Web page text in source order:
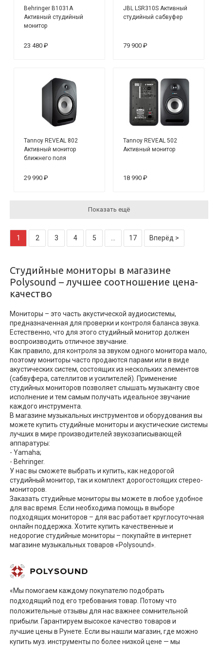
Behringer B1031A
Активный студийный
монитор
23 480 ₽
JBL LSR310S Активный
студийный сабвуфер
79 900 ₽
Tannoy REVEAL 802
Активный монитор
ближнего поля
29 990 ₽
Tannoy REVEAL 502
Активный монитор
18 990 ₽
Показать ещё
1 2 3 4 5 17 Вперёд >
Студийные мониторы в магазине
Polysound – лучшее соотношение цена-
качество
Мониторы – это часть акустической аудиосистемы,
предназначенная для проверки и контроля баланса звука.
Естественно, что для этого студийный монитор должен
воспроизводить отличное звучание.
Как правило, для контроля за звуком одного монитора мало,
поэтому мониторы часто продаются парами или в виде
акустических систем, состоящих из нескольких элементов
(сабвуфера, сателлитов и усилителей). Применение
студийных мониторов позволяет слышать музыканту свое
исполнение и тем самым получать идеальное звучание
каждого инструмента.
В магазине музыкальных инструментов и оборудования вы
можете купить студийные мониторы и акустические системы
лучших в мире производителей звукозаписывающей
аппаратуры:
- Yamaha;
- Behringer.
У нас вы сможете выбрать и купить, как недорогой
студийный монитор, так и комплект дорогостоящих стерео-
мониторов.
Заказать студийные мониторы вы можете в любое удобное
для вас время. Если необходима помощь в выборе
подходящих мониторов – для вас работает круглосуточная
онлайн поддержка. Хотите купить качественные и
недорогие студийные мониторы – покупайте в интернет
магазине музыкальных товаров «Polysound».
«Мы помогаем каждому покупателю подобрать
подходящий под его требования товар. Потому что
положительные отзывы для нас важнее сомнительной
прибыли. Гарантируем высокое качество товаров и
лучшие цены в Рунете. Если вы нашли магазин, где можно
купить муз. инструменты по более низкой цене — мы